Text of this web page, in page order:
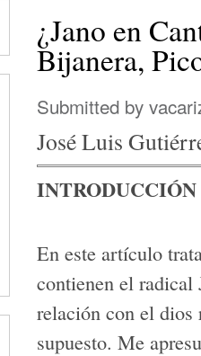
¿Jano en
Bijanera,
Submitted by
José Luis
INTRODUCCIÓN
En este artículo
contienen el
relación con el dios
supuesto. Me